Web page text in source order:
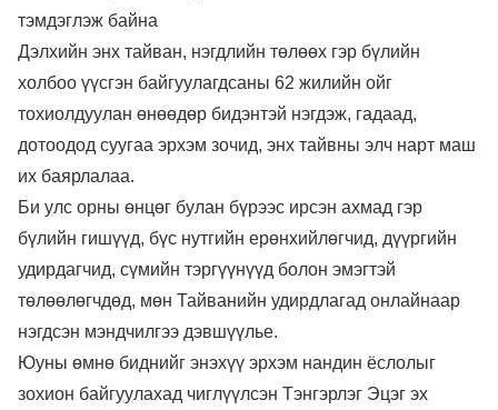
тэмдэглэж байна
Дэлхийн энх тайван, нэгдлийн төлөөх гэр бүлийн
холбоо үүсгэн байгуулагдсаны 62 жилийн ойг
тохиолдуулан өнөөдөр бидэнтэй нэгдэж, гадаад,
дотоодод суугаа эрхэм зочид, энх тайвны элч нарт маш
их баярлалаа.
Би улс орны өнцөг булан бүрээс ирсэн ахмад гэр
бүлийн гишүүд, бүс нутгийн ерөнхийлөгчид, дүүргийн
удирдагчид, сүмийн тэргүүнүүд болон эмэгтэй
төлөөлөгчдөд, мөн Тайванийн удирдлагад онлайнаар
нэгдсэн мэндчилгээ дэвшүүлье.
Юуны өмнө биднийг энэхүү эрхэм нандин ёслолыг
зохион байгуулахад чиглүүлсэн Тэнгэрлэг Эцэг эх